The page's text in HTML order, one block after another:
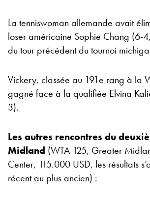
La tenniswoman allemande avait
loser américaine Sophie Chang (6-
du tour précédent du tournoi
Vickery, classée au 191e rang à la
gagné face à la qualifiée Elvina
3).
Les autres rencontres du
Midland (WTA 125, Greater
Center, 115.000 USD, les résultats
récent au plus ancien) :